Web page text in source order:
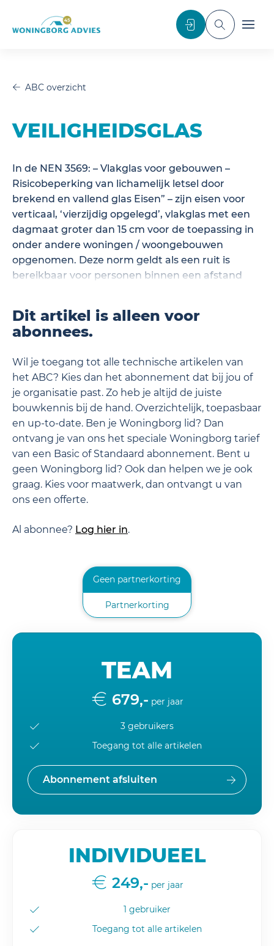
InloggenToggle
ABC overzicht
VEILIGHEIDSGLAS
In de NEN 3569: – Vlakglas voor gebouwen –
Risicobeperking van lichamelijk letsel door
brekend en vallend glas Eisen” – zijn eisen voor
verticaal, ‘vierzijdig opgelegd’, vlakglas met een
dagmaat groter dan 15 cm voor de toepassing in
onder andere woningen / woongebouwen
opgenomen. Deze norm geldt als een ruit is
bereikbaar voor personen binnen een afstand
Dit artikel is alleen voor
abonnees.
Wil je toegang tot alle technische artikelen van
het ABC? Kies dan het abonnement dat bij jou of
je organisatie past. Zo heb je altijd de juiste
bouwkennis bij de hand. Overzichtelijk, toepasbaar
en up-to-date. Ben je Woningborg lid? Dan
ontvang je van ons het speciale Woningborg tarief
van een Basic of Standaard abonnement. Bent u
geen Woningborg lid? Ook dan helpen we je ook
graag. Kies voor maatwerk, dan ontvangt u van
ons een offerte.
Al abonnee? Log hier in.
Geen partnerkorting
Partnerkorting
INDIVIDUEEL
249,- per jaar
1 gebruiker
Toegang tot alle artikelen
TEAM
679,- per jaar
3 gebruikers
Toegang tot alle artikelen
Abonnement afsluiten